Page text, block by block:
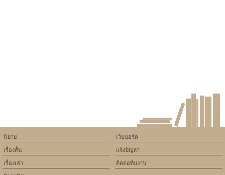
เว็บบอร์ด
แจ้งปัญหา
ติดต่อทีมงาน
นิยาย
เรื่องสั้น
เรื่องเล่า